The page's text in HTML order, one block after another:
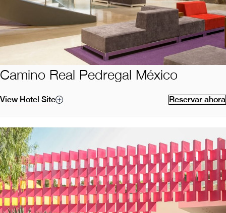
Camino Real Pedregal México
Reservar ahora
View Hotel Site